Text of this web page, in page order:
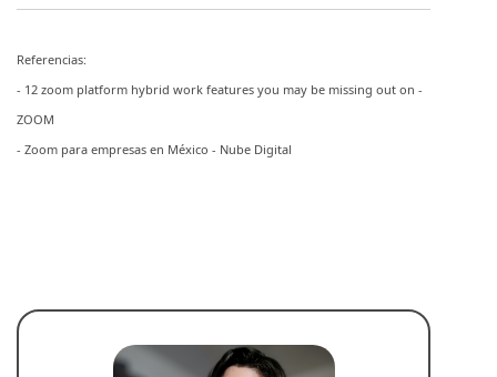
Referencias:
- 12 zoom platform hybrid work features you may be missing out on -
ZOOM
- Zoom para empresas en México - Nube Digital